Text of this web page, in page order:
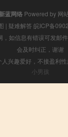
新蓝网络 Powered by 网
| 疑难解答 皖ICP备
，如信息有错误可发邮
会及时纠正，谢谢
兴趣爱好，不接盈利
小男孩